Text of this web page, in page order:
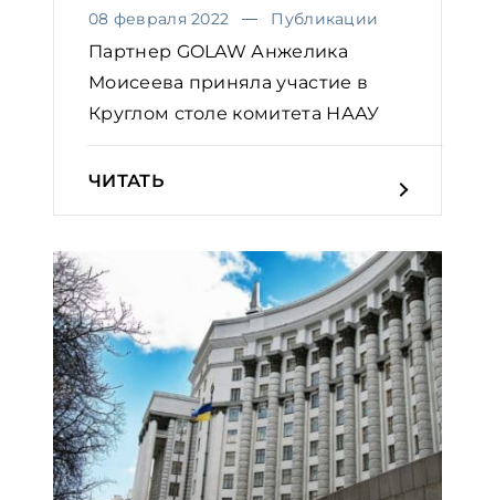
08 февраля 2022 Публикации
Партнер GOLAW Анжелика
Моисеева приняла участие в
Круглом столе комитета НААУ
ЧИТАТЬ